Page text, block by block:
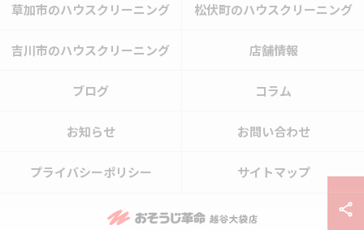
草加市のハウスクリーニング 松伏町のハウスクリーニング
吉川市のハウスクリーニング 店舗情報
ブログ コラム
お知らせ お問い合わせ
プライバシーポリシー サイトマップ